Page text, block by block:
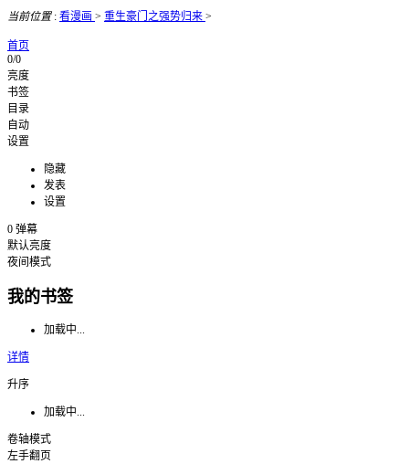
当前位置: 看漫画 > 重生豪门之强势归来 >
首页
0/0
亮度
书签
目录
自动
设置
隐藏
发表
设置
0 弹幕
默认亮度
夜间模式
我的书签
加载中...
详情
升序
加载中...
卷轴模式
左手翻页